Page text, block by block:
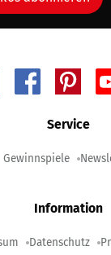
Service
Gewinnspiele
Information
Datenschutz